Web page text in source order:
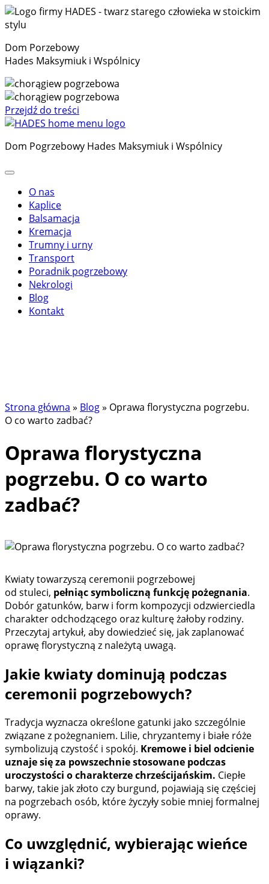
Dom Porzebowy
Hades Maksymiuk i Wspólnicy
Przejdź do treści
Dom Pogrzebowy Hades Maksymiuk i Wspólnicy
O nas
Kaplice
Balsamacja
Kremacja
Trumny i urny
Transport
Poradnik pogrzebowy
Nekrologi
Blog
Kontakt
Strona główna » Blog» Oprawa florystyczna pogrzebu.
O co warto zadbać?
Oprawa florystyczna
pogrzebu. O co warto
zadbać?
Kwiaty towarzyszą ceremonii pogrzebowej
od stuleci, pełniąc symboliczną funkcję pożegnania.
Dobór gatunków, barw i form kompozycji odzwierciedla
charakter odchodzącego oraz kulturę żałoby rodziny.
Przeczytaj artykuł, aby dowiedzieć się, jak zaplanować
oprawę florystyczną z należytą uwagą.
Jakie kwiaty dominują podczas
ceremonii pogrzebowych?
Tradycja wyznacza określone gatunki jako szczególnie
związane z pożegnaniem. Lilie, chryzantemy i białe róże
symbolizują czystość i spokój. Kremowe i biel odcienie
uznaje się za powszechnie stosowane podczas
uroczystości o charakterze chrześcijańskim. Ciepłe
barwy, takie jak złoto czy burgund, pojawiają się częściej
na pogrzebach osób, które życzyły sobie mniej formalnej
oprawy.
Co uwzględnić, wybierając wieńce
i wiązanki?